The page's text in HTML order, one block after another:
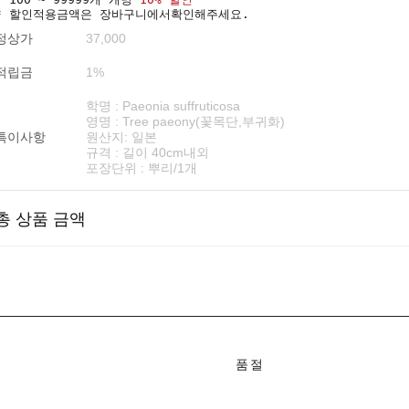
할인적용금액은 장바구니에서확인해주세요.
상가 37,000
립금 1%
이사항
학명 : Paeonia suffruticosa
영명 : Tree paeony(꽃목단,부귀화)
원산지: 일본
규격 : 길이 40cm내외
포장단위 : 뿌리/1개
상품 금액
품절